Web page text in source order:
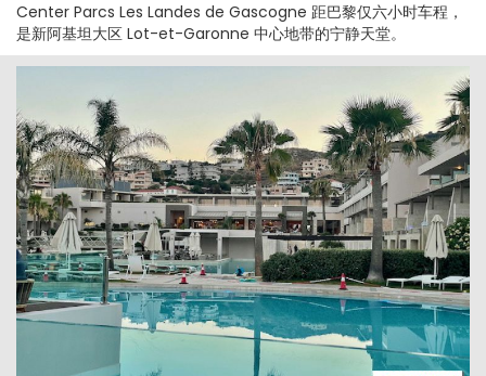
Center Parcs Les Landes de Gascogne 距巴黎仅六小时车程，
是新阿基坦大区 Lot-et-Garonne 中心地带的宁静天堂。